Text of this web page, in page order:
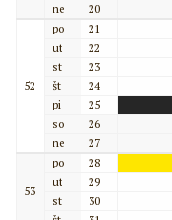
ne
20
52
po
21
ut
22
st
23
št
24
pi
25
so
26
ne
27
53
po
28
ut
29
st
30